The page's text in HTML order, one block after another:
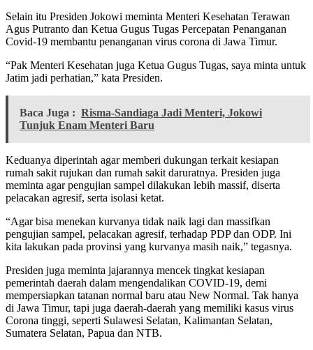
Selain itu Presiden Jokowi meminta Menteri Kesehatan Terawan
Agus Putranto dan Ketua Gugus Tugas Percepatan Penanganan
Covid-19 membantu penanganan virus corona di Jawa Timur.
“Pak Menteri Kesehatan juga Ketua Gugus Tugas, saya minta untuk
Jatim jadi perhatian,” kata Presiden.
Baca Juga : Risma-Sandiaga Jadi Menteri, Jokowi
Tunjuk Enam Menteri Baru
Keduanya diperintah agar memberi dukungan terkait kesiapan
rumah sakit rujukan dan rumah sakit daruratnya. Presiden juga
meminta agar pengujian sampel dilakukan lebih massif, diserta
pelacakan agresif, serta isolasi ketat.
“Agar bisa menekan kurvanya tidak naik lagi dan massifkan
pengujian sampel, pelacakan agresif, terhadap PDP dan ODP. Ini
kita lakukan pada provinsi yang kurvanya masih naik,” tegasnya.
Presiden juga meminta jajarannya mencek tingkat kesiapan
pemerintah daerah dalam mengendalikan COVID-19, demi
mempersiapkan tatanan normal baru atau New Normal. Tak hanya
di Jawa Timur, tapi juga daerah-daerah yang memiliki kasus virus
Corona tinggi, seperti Sulawesi Selatan, Kalimantan Selatan,
Sumatera Selatan, Papua dan NTB.